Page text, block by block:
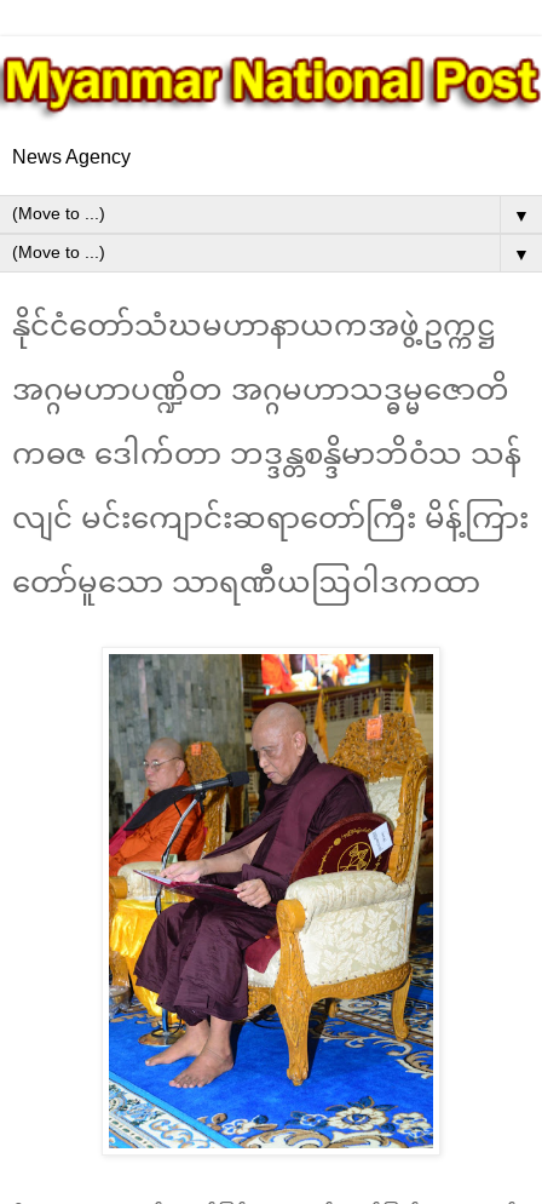
News Agency
▼
▼
နိုင်ငံတော်သံဃမဟာနာယကအဖွဲ့ဥက္ကဋ္ဌ
အဂ္ဂမဟာပဏ္ဍိတ အဂ္ဂမဟာသဒ္ဓမ္မဇောတိ
ကဓဇ ဒေါက်တာ ဘဒ္ဒန္တစန္ဒိမာဘိဝံသ သန်
လျင် မင်းကျောင်းဆရာတော်ကြီး မိန့်ကြား
တော်မူသော သာရဏီယဩဝါဒကထာ